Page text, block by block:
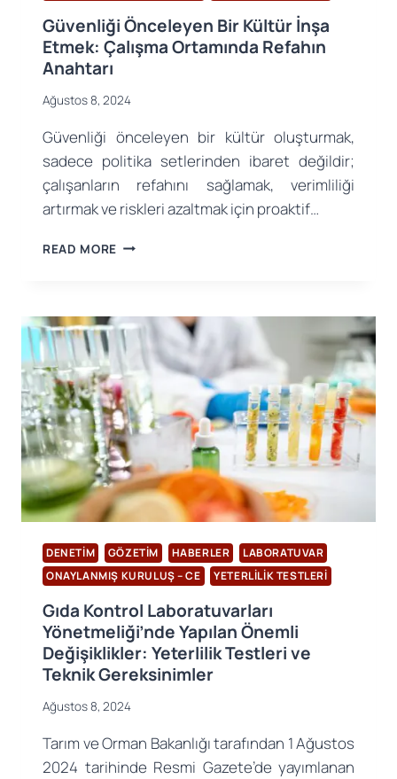
Güvenliği Önceleyen Bir Kültür İnşa
Etmek: Çalışma Ortamında Refahın
Anahtarı
Ağustos 8, 2024
Güvenliği önceleyen bir kültür oluşturmak,
sadece politika setlerinden ibaret değildir;
çalışanların refahını sağlamak, verimliliği
artırmak ve riskleri azaltmak için proaktif…
READ MORE GÜVENLIĞI
İNŞA
ETMEK:
ÇALIŞMA
ORTAMINDA
REFAHIN
ANAHTARI
DENETIM GÖZETIM HABERLER
LABORATUVAR
ONAYLANMIŞ KURULUŞ – CE
YETERLILIK TESTLERI
Gıda Kontrol Laboratuvarları
Yönetmeliği’nde Yapılan Önemli
Değişiklikler: Yeterlilik Testleri ve
Teknik Gereksinimler
Ağustos 8, 2024
Tarım ve Orman Bakanlığı tarafından 1 Ağustos
2024 tarihinde Resmi Gazete’de yayımlanan